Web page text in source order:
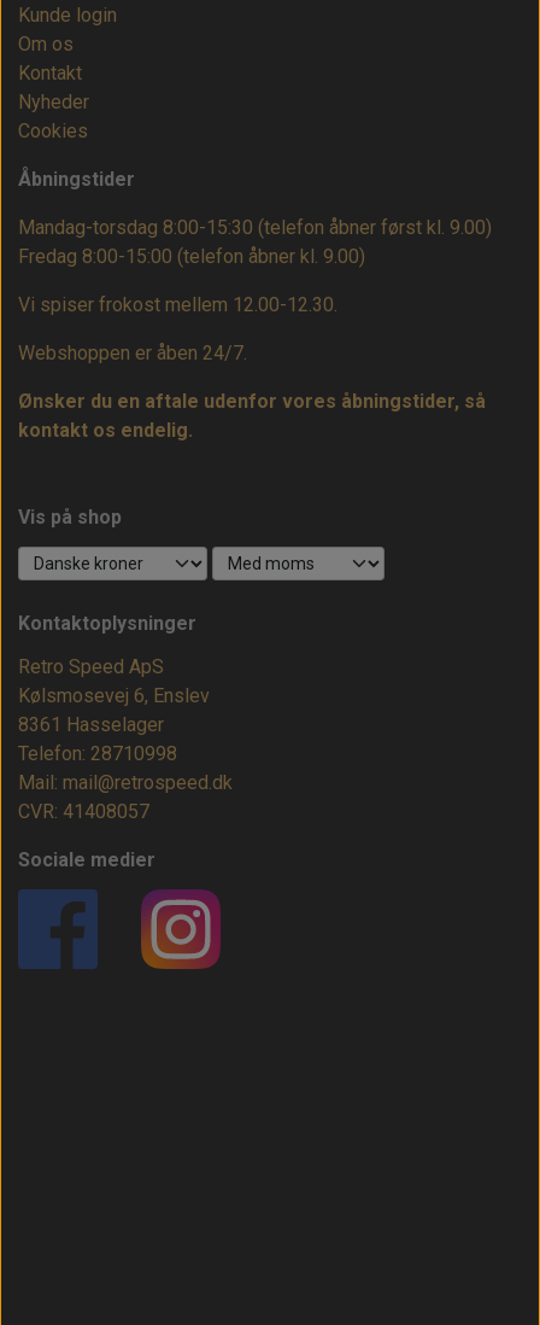
Kunde login
Om os
Kontakt
Nyheder
Cookies
Åbningstider
Mandag-torsdag 8:00-15:30 (telefon åbner først kl. 9.00)
Fredag 8:00-15:00 (telefon åbner kl. 9.00)
Vi spiser frokost mellem 12.00-12.30.
Webshoppen er åben 24/7.
Ønsker du en aftale udenfor vores åbningstider, så
kontakt os endelig.
Vis på shop
Kontaktoplysninger
Retro Speed ApS
Kølsmosevej 6, Enslev
8361 Hasselager
Telefon: 28710998
Mail: mail@retrospeed.dk
CVR: 41408057
Sociale medier